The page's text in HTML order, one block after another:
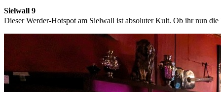
Sielwall 9
Dieser Werder-Hotspot am Sielwall ist absoluter Kult. Ob ihr nun